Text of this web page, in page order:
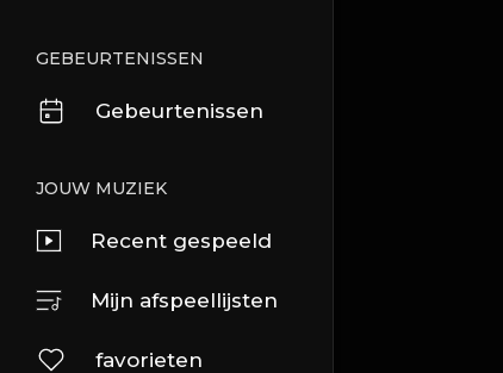
GEBEURTENISSEN
Gebeurtenissen
JOUW MUZIEK
Recent gespeeld
Mijn afspeellijsten
favorieten